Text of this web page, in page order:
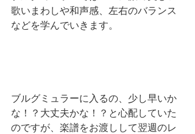
歌いまわしや和声感、左右のバランス
などを学んでいきます。
ブルグミュラーに入るの、少し早いか
な！？大丈夫かな！？と心配していた
のですが、楽譜をお渡しして翌週のレ